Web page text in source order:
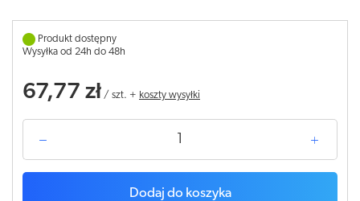
Produkt dostępny
Wysyłka od 24h do 48h
67,77 zł / szt. + koszty wysyłki
Dodaj do koszyka